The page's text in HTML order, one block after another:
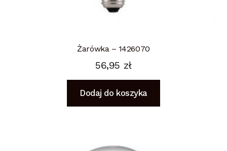
Żarówka – 1426070
56,95 zł
Dodaj do koszyka